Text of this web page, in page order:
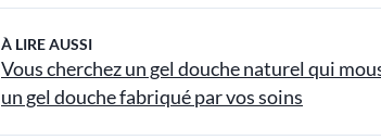
À LIRE AUSSI
Vous cherchez un gel douche naturel qui
un gel douche fabriqué par vos soins